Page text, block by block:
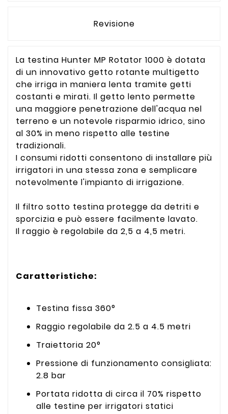
Revisione
La testina Hunter MP Rotator 1000 è dotata
di un innovativo getto rotante multigetto
che irriga in maniera lenta tramite getti
costanti e mirati. Il getto lento permette
una maggiore penetrazione dell'acqua nel
terreno e un notevole risparmio idrico, sino
al 30% in meno rispetto alle testine
tradizionali.
I consumi ridotti consentono di installare più
irrigatori in una stessa zona e semplicare
notevolmente l'impianto di irrigazione.
Il filtro sotto testina protegge da detriti e
sporcizia e può essere facilmente lavato.
Il raggio è regolabile da 2,5 a 4,5 metri.
Caratteristiche:
Testina fissa 360°
Raggio regolabile da 2.5 a 4.5 metri
Traiettoria 20°
Pressione di funzionamento consigliata:
2.8 bar
Portata ridotta di circa il 70% rispetto
alle testine per irrigatori statici